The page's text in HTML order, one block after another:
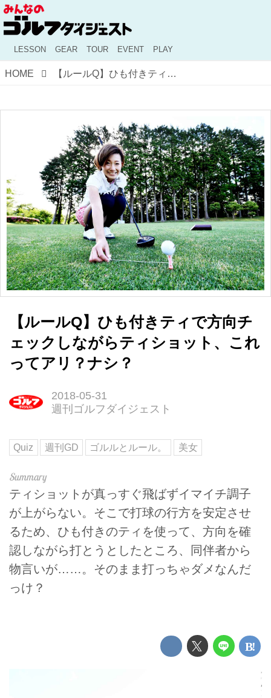
LESSON GEAR TOUR EVENT PLAY
HOME 【ルールQ】ひも付きティで方向チェックしながらティショット、これってアリ？ナシ？
【ルールQ】ひも付きティで方向チ
ェックしながらティショット、これ
ってアリ？ナシ？
2018-05-31
週刊ゴルフダイジェスト
Quiz 週刊GD ゴルルとルール。 美女
ティショットが真っすぐ飛ばずイマイチ調子
が上がらない。そこで打球の行方を安定させ
るため、ひも付きのティを使って、方向を確
認しながら打とうとしたところ、同伴者から
物言いが……。そのまま打っちゃダメなんだ
っけ？